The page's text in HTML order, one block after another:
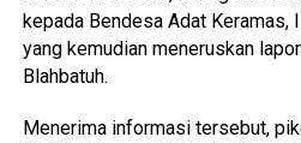
kepada Bendesa Adat Keramas,
yang kemudian meneruskan
Blahbatuh.
Menerima informasi tersebut,